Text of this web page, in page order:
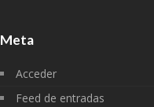
Meta
Acceder
Feed de entradas